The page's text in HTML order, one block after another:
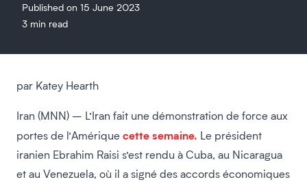
Published on 15 June 2023
3 min read
par Katey Hearth
Iran (MNN) – L’Iran fait une démonstration de force aux
portes de l’Amériquecette semaine. Le président
iranien Ebrahim Raisi s’est rendu à Cuba, au Nicaragua
et au Venezuela, où il a signé des accords économiques